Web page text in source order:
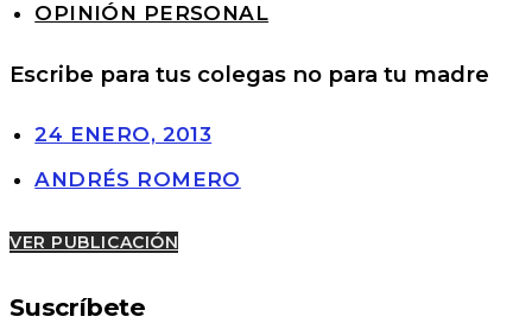
OPINIÓN PERSONAL
Escribe para tus colegas no para tu madre
24 ENERO, 2013
ANDRÉS ROMERO
VER PUBLICACIÓN
Suscríbete